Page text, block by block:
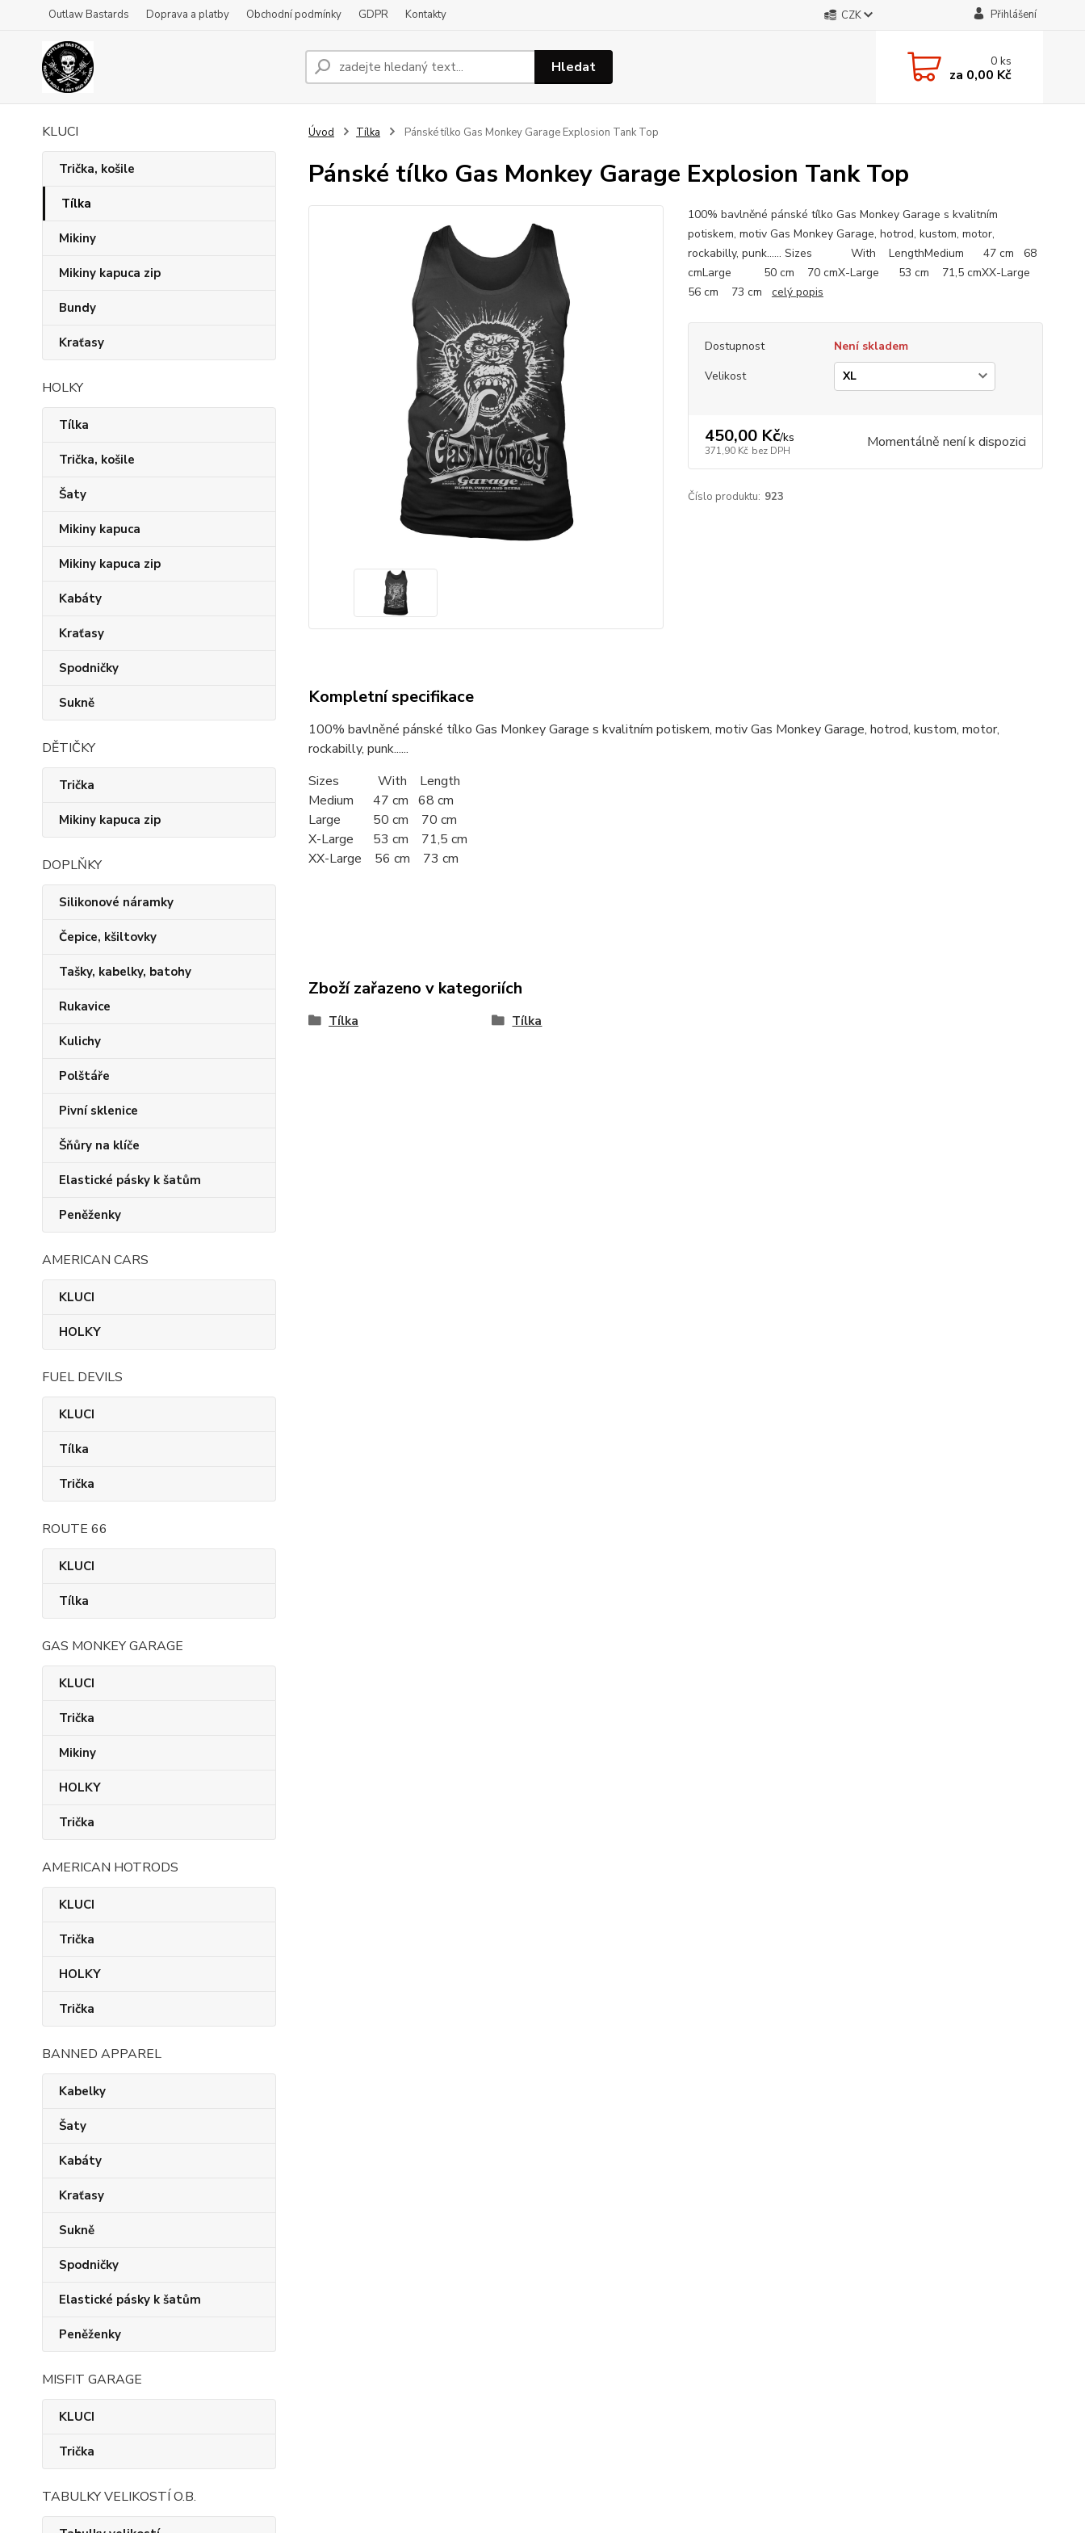
Outlaw Bastards Doprava a platby Obchodní podmínky GDPR Kontakty CZK Přihlášení
Hledat 0ks
za 0,00 Kč
KLUCI
Trička, košile
Tílka
Mikiny
Mikiny kapuca zip
Bundy
Kraťasy
HOLKY
Tílka
Trička, košile
Šaty
Mikiny kapuca
Mikiny kapuca zip
Kabáty
Kraťasy
Spodničky
Sukně
DĚTIČKY
Trička
Mikiny kapuca zip
DOPLŇKY
Silikonové náramky
Čepice, kšiltovky
Tašky, kabelky, batohy
Rukavice
Kulichy
Polštáře
Pivní sklenice
Šňůry na klíče
Elastické pásky k šatům
Peněženky
AMERICAN CARS
KLUCI
HOLKY
FUEL DEVILS
KLUCI
Tílka
Trička
ROUTE 66
KLUCI
Tílka
GAS MONKEY GARAGE
KLUCI
Trička
Mikiny
HOLKY
Trička
AMERICAN HOTRODS
KLUCI
Trička
HOLKY
Trička
BANNED APPAREL
Kabelky
Šaty
Kabáty
Kraťasy
Sukně
Spodničky
Elastické pásky k šatům
Peněženky
MISFIT GARAGE
KLUCI
Trička
TABULKY VELIKOSTÍ O.B.
Úvod Tílka Pánské tílko Gas Monkey Garage Explosion Tank Top
Pánské tílko Gas Monkey Garage Explosion Tank Top
100% bavlněné pánské tílko Gas Monkey Garage s kvalitním
potiskem, motiv Gas Monkey Garage, hotrod, kustom, motor,
rockabilly, punk...... Sizes With LengthMedium 47 cm 68
cmLarge 50 cm 70 cmX-Large 53 cm 71,5 cmXX-Large
56 cm 73 cm celý popis
Dostupnost
Není skladem
Velikost
450,00 Kč/ks
371,90 Kč bez DPH Momentálně není k dispozici
Číslo produktu: 923
Kompletní specifikace
100% bavlněné pánské tílko Gas Monkey Garage s kvalitním potiskem, motiv Gas Monkey Garage, hotrod, kustom, motor,
rockabilly, punk......
Sizes With Length
Medium 47 cm 68 cm
Large 50 cm 70 cm
X-Large 53 cm 71,5 cm
XX-Large 56 cm 73 cm
Zboží zařazeno v kategoriích
Tílka Tílka